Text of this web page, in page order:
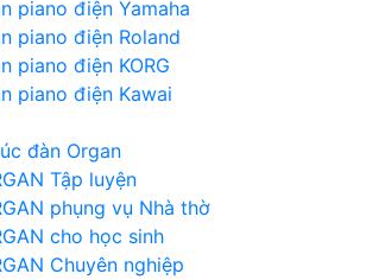
piano điện Yamaha
piano điện Roland
piano điện KORG
piano điện Kawai
đàn Organ
Tập luyện
phụng vụ Nhà thờ
cho học sinh
Chuyên nghiệp